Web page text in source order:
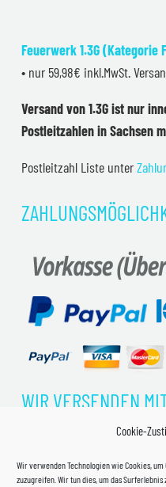
Cookie-
Wir verwenden Technologien wie Cookies,
zuzugreifen. Wir tun dies, um das
Feuerwerk 1.3G (Kategorie
• nur 59,98€ inkl.MwSt.
Versand von 1.3G ist nur
Postleitzahlen in Sachsen
Postleitzahl Liste unter
WIR VERSENDEN